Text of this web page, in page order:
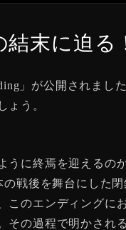
末に迫る
」が公開されまし
ょう。
うに終焉を迎えるの
戦後を舞台にした
このエンディングに
その過程で明かされ